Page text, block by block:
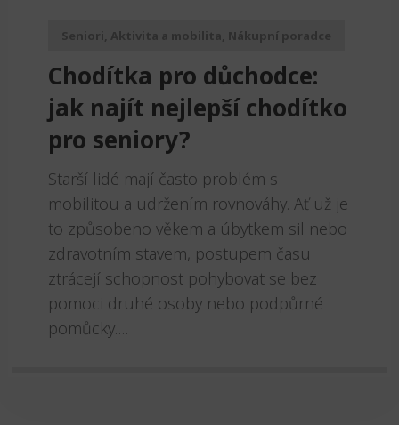
Seniori, Aktivita a mobilita, Nákupní poradce
Chodítka pro důchodce:
jak najít nejlepší chodítko
pro seniory?
Starší lidé mají často problém s
mobilitou a udržením rovnováhy. Ať už je
to způsobeno věkem a úbytkem sil nebo
zdravotním stavem, postupem času
ztrácejí schopnost pohybovat se bez
pomoci druhé osoby nebo podpůrné
pomůcky....